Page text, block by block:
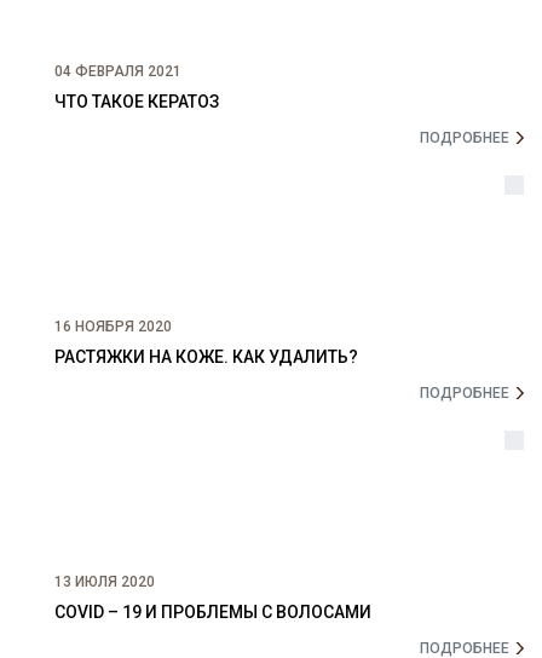
04 ФЕВРАЛЯ 2021
ЧТО ТАКОЕ КЕРАТОЗ
ПОДРОБНЕЕ
16 НОЯБРЯ 2020
РАСТЯЖКИ НА КОЖЕ. КАК УДАЛИТЬ?
ПОДРОБНЕЕ
13 ИЮЛЯ 2020
COVID – 19 И ПРОБЛЕМЫ С ВОЛОСАМИ
ПОДРОБНЕЕ